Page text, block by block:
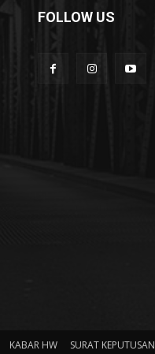
FOLLOW US
KABAR HW SURAT KEPUTUSAN